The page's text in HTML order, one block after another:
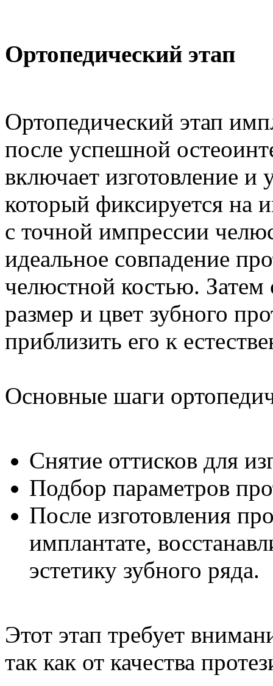
Ортопедический этап
Ортопедический этап
после успешной
включает изготовление и
который фиксируется на
с точной импрессии
идеальное совпадение
челюстной костью. Затем
размер и цвет зубного
приблизить его к
Основные шаги
Снятие оттисков для
Подбор параметров
После изготовления
имплантате,
эстетику зубного ряда.
Этот этап требует
так как от качества